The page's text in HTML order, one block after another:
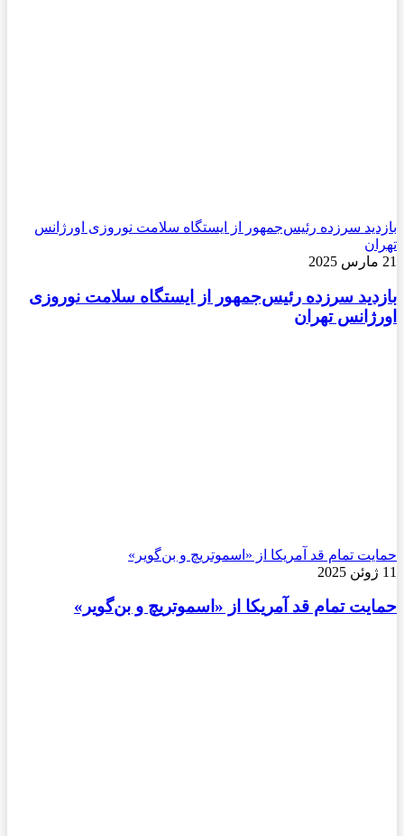
بازدید سرزده رئیس‌جمهور از ایستگاه سلامت نوروزی اورژانس
تهران
21 مارس 2025
بازدید سرزده رئیس‌جمهور از ایستگاه سلامت نوروزی
اورژانس تهران
حمایت تمام قد آمریکا از «اسموتریچ و بن‌گویر»
11 ژوئن 2025
حمایت تمام قد آمریکا از «اسموتریچ و بن‌گویر»